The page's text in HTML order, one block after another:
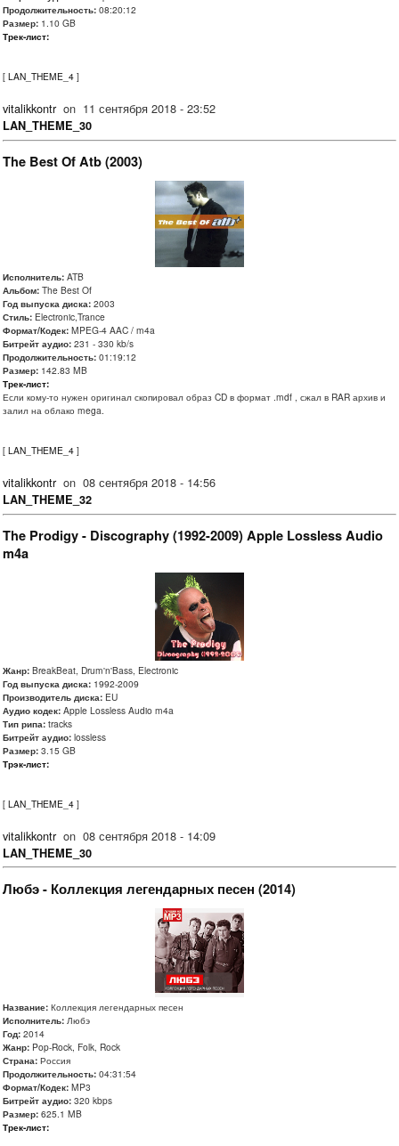
Продолжительность: 08:20:12
Размер: 1.10 GB
Трек-лист:
[ LAN_THEME_4 ]
vitalikkontron 11 сентября 2018 - 23:52
LAN_THEME_30
The Best Of Atb (2003)
Исполнитель: ATB
Альбом: The Best Of
Год выпуска диска: 2003
Стиль: Electronic,Trance
Формат/Кодек: MPEG-4 AAC / m4a
Битрейт аудио: 231 - 330 kb/s
Продолжительность: 01:19:12
Размер: 142.83 MB
Трек-лист:
Если кому-то нужен оригинал скопировал образ CD в формат .mdf , сжал в RAR архив и
залил на облако mega.
[ LAN_THEME_4 ]
vitalikkontron 08 сентября 2018 - 14:56
LAN_THEME_32
The Prodigy - Discography (1992-2009) Apple Lossless Audio
m4a
Жанр: BreakBeat, Drum'n'Bass, Electronic
Год выпуска диска: 1992-2009
Производитель диска: EU
Аудио кодек: Apple Lossless Audio m4a
Тип рипа: tracks
Битрейт аудио: lossless
Размер: 3.15 GB
Трэк-лист:
[ LAN_THEME_4 ]
vitalikkontron 08 сентября 2018 - 14:09
LAN_THEME_30
Любэ - Коллекция легендарных песен (2014)
Название: Коллекция легендарных песен
Исполнитель: Любэ
Год: 2014
Жанр: Pop-Rock, Folk, Rock
Страна: Россия
Продолжительность: 04:31:54
Формат/Кодек: MP3
Битрейт аудио: 320 kbps
Размер: 625.1 MB
Трек-лист: